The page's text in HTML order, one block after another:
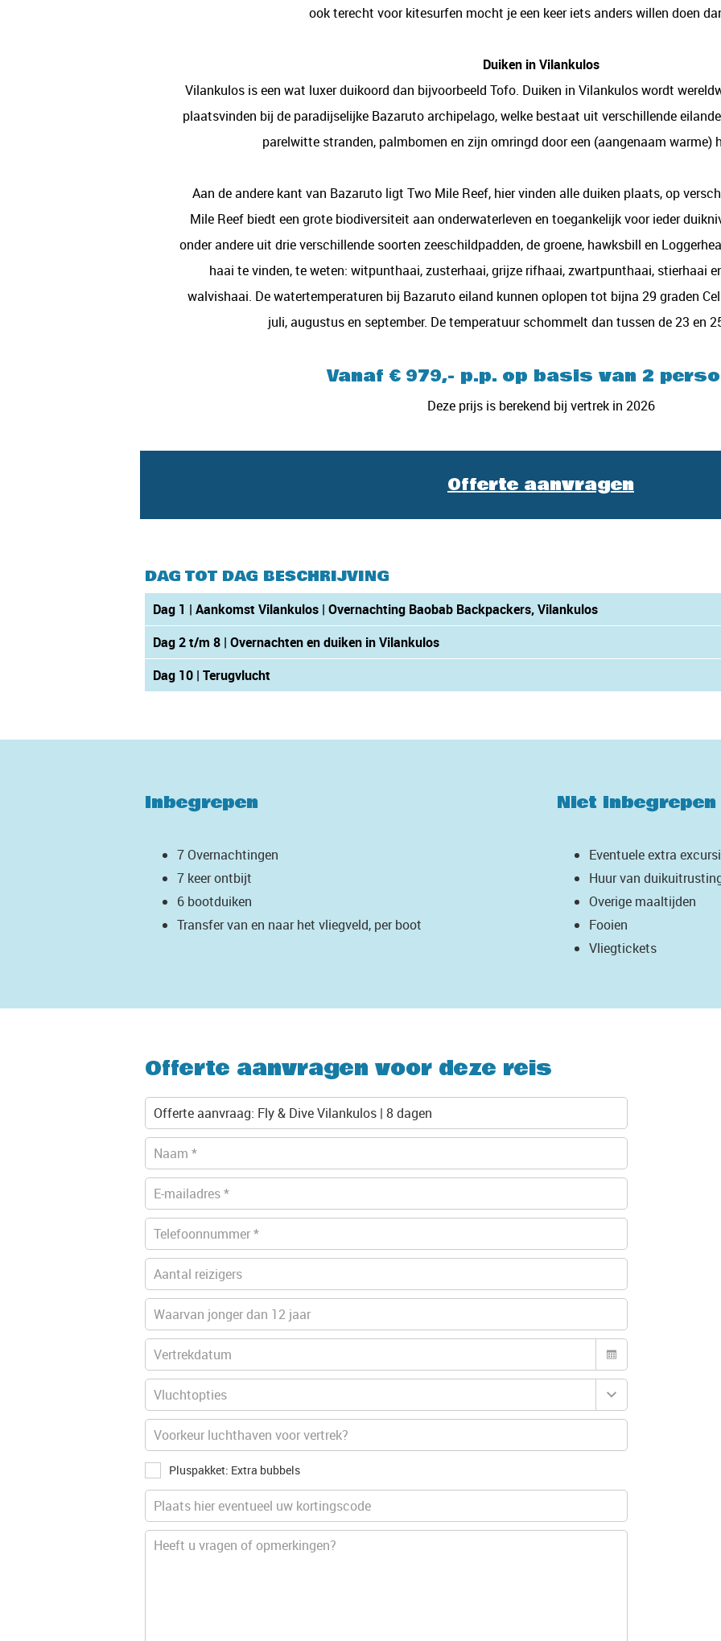
ook terecht voor kitesurfen mocht je een keer iets anders willen doen
Duiken in Vilankulos
Vilankulos is een wat luxer duikoord dan bijvoorbeeld Tofo. Duiken in Vilankulos wordt
plaatsvinden bij de paradijselijke Bazaruto archipelago, welke bestaat uit verschillende
parelwitte stranden, palmbomen en zijn omringd door een (aangenaam warme)
Aan de andere kant van Bazaruto ligt Two Mile Reef, hier vinden alle duiken plaats, op
Mile Reef biedt een grote biodiversiteit aan onderwaterleven en toegankelijk voor ieder
onder andere uit drie verschillende soorten zeeschildpadden, de groene, hawksbill en
haai te vinden, te weten: witpunthaai, zusterhaai, grijze rifhaai, zwartpunthaai, stierhaai
walvishaai. De watertemperaturen bij Bazaruto eiland kunnen oplopen tot bijna 29 graden
juli, augustus en september. De temperatuur schommelt dan tussen de 23 en
Vanaf € 979,- p.p. op basis van 2
Deze prijs is berekend bij vertrek in 2026
Offerte aanvragen
DAG TOT DAG BESCHRIJVING
Dag 1 | Aankomst Vilankulos | Overnachting Baobab Backpackers, Vilankulos
Dag 2 t/m 8 | Overnachten en duiken in Vilankulos
Dag 10 | Terugvlucht
Inbegrepen
7 Overnachtingen
7 keer ontbijt
6 bootduiken
Transfer van en naar het vliegveld, per boot
Niet inbegrepen
Eventuele extra
Huur van
Overige maaltijden
Fooien
Vliegtickets
Offerte aanvragen voor deze reis
Pluspakket: Extra bubbels